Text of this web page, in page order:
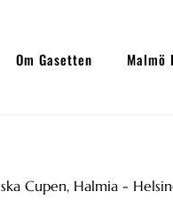
SearchOm Gasetten Malmö